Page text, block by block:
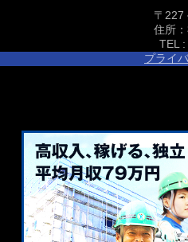
住所
TEL
プライ